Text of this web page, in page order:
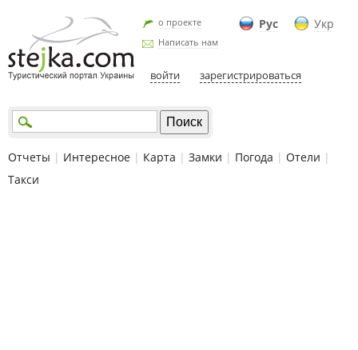
Рус Укр
о проекте
Написать нам
войти зарегистрироваться
Отчеты | Интересное | Карта | Замки | Погода | Отели |
Такси